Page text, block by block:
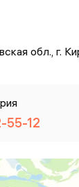
обл., г.
55-12